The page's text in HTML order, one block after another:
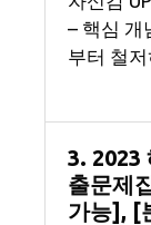
– 핵심 개
부터 철
3. 2023
출문제
가능], [